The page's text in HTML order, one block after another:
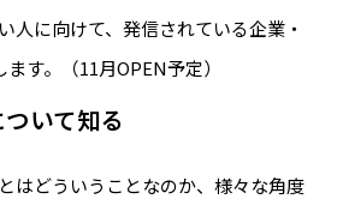
人に向けて、発信されている企業・
す。（11月OPEN予定）
いて知る
はどういうことなのか、様々な角度